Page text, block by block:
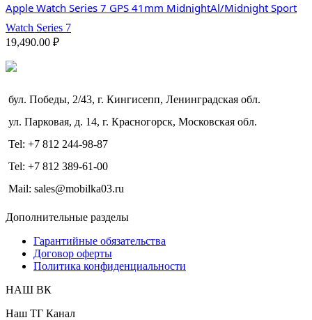
Apple Watch Series 7 GPS 41mm MidnightAl/Midnight Sport
Watch Series 7
19,490.00 ₽
бул. Победы, 2/43, г. Кингисепп, Ленинградская обл.
ул. Парковая, д. 14, г. Красногорск, Московская обл.
Tel: +7 812 244-98-87
Tel: +7 812 389-61-00
Mail: sales@mobilka03.ru
Дополнительные разделы
Гарантийные обязательства
Договор оферты
Политика конфиденциальности
НАШ ВК
Наш ТГ Канал